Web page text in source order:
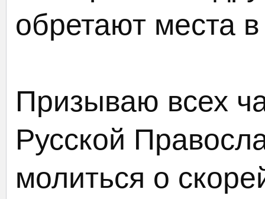
обретают места
Призываю всех
Русской
молиться о